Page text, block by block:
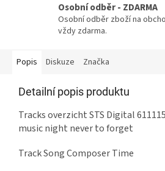
Osobní odběr - ZDARMA
Osobní odběr zboží na
vždy zdarma.
Popis Diskuze Značka
Detailní popis produktu
Tracks overzicht STS Digital
music night never to forget
Track Song Composer Time